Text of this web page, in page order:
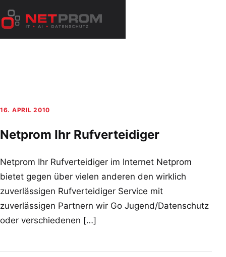
Inhalt
16. APRIL 2010
Netprom Ihr Rufverteidiger
Netprom Ihr Rufverteidiger im Internet Netprom
bietet gegen über vielen anderen den wirklich
zuverlässigen Rufverteidiger Service mit
zuverlässigen Partnern wir Go Jugend/Datenschutz
oder verschiedenen […]